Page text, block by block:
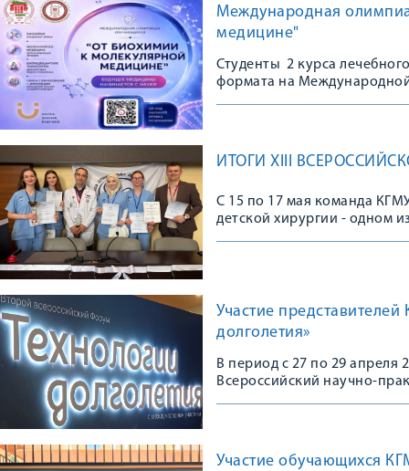
Международная
медицине"
Студенты 2 курса
формата на
ИТОГИ XIII
С 15 по 17 мая команда
детской хирургии - одном
Участие
долголетия»
В период с 27 по 29 апреля
Всероссийский научно-
Участие обучающихся